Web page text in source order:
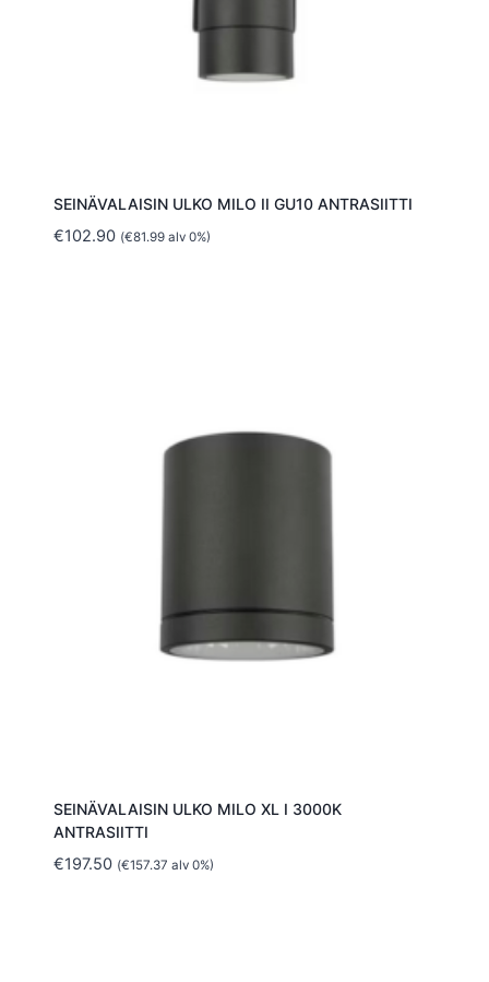
SEINÄVALAISIN ULKO MILO II GU10 ANTRASIITTI
€102.90 (€81.99alv 0%)
SEINÄVALAISIN ULKO MILO XL I 3000K
ANTRASIITTI
€197.50 (€157.37 alv 0%)